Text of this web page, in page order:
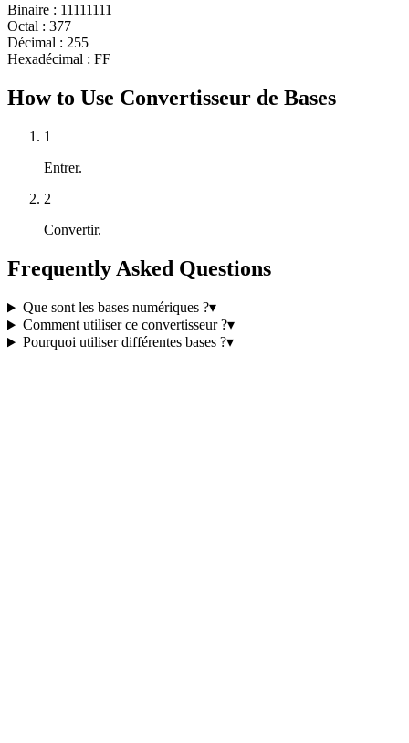
Binaire : 11111111
Octal : 377
Décimal : 255
Hexadécimal : FF
How to Use Convertisseur de Bases
1
Entrer.
2
Convertir.
Frequently Asked Questions
Que sont les bases numériques ?▾
Comment utiliser ce convertisseur ?▾
Pourquoi utiliser différentes bases ?▾